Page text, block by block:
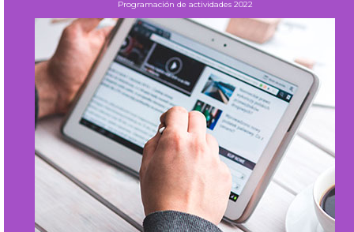
Programación de actividades 2022